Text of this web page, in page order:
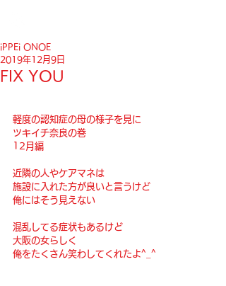
FIX YOU
iPPEi ONOE
2019年12月9日
軽度の認知症の母の様子を見に
ツキイチ奈良の巻
12月編
近隣の人やケアマネは
施設に入れた方が良いと言うけど
俺にはそう見えない
混乱してる症状もあるけど
大阪の女らしく
俺をたくさん笑わしてくれたよ^_^